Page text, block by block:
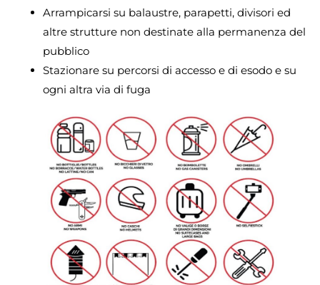
Arrampicarsi su balaustre, parapetti, divisori ed
altre strutture non destinate alla permanenza del
pubblico
Stazionare su percorsi di accesso e di esodo e su
ogni altra via di fuga